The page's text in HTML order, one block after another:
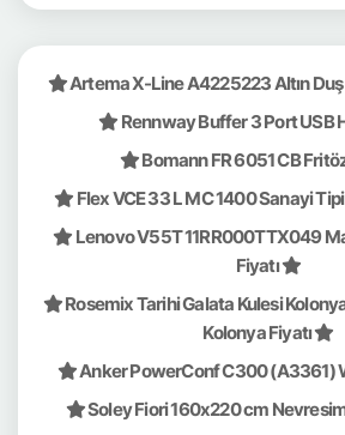
Artema X-Line A4225223 Altın Duş
Rennway Buffer 3 Port USB
Bomann FR 6051 CB
Flex VCE 33 L MC 1400 Sanayi
Lenovo V55T 11RR000TTX049
Fiyatı
Rosemix Tarihi Galata Kulesi
Kolonya Fiyatı
Anker PowerConf C300 (A3361)
Soley Fiori 160x220 cm Nevresim